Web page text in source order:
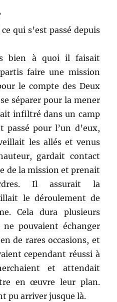
qui s’est passé depuis
bien à quoi il faisait
faire une mission
le compte des Deux
séparer pour la mener
infiltré dans un camp
passé pour l’un d’eux,
les allés et venus
gardait contact
de la mission et prenait
Il assurait la
le déroulement de
Cela dura plusieurs
pouvaient échanger
de rares occasions, et
cependant réussi à
et attendait
en œuvre leur plan.
pu arriver jusque là.